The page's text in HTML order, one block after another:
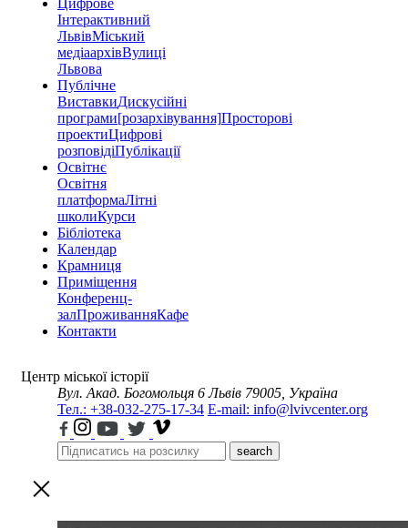
Цифрове
Інтерактивний
ЛьвівМіський
медіаархівВулиці
Львова
Публічне
ВиставкиДискусійні
програми[розархівування]Просторові
проектиЦифрові
розповідіПублікації
Освітнє
Освітня
платформаЛітні
школиКурси
Бібліотека
Календар
Крамниця
Приміщення
Конференц-
залПроживанняКафе
Контакти
Центр міської історії
Вул. Акад. Богомольця 6 Львів 79005, Україна
Тел.: +38-032-275-17-34 E-mail: info@lvivcenter.org
search